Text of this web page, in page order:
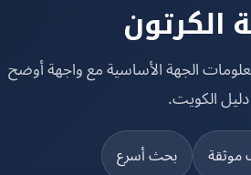
الجهة الأساسية مع واجهة أوضح
بحث أسرع